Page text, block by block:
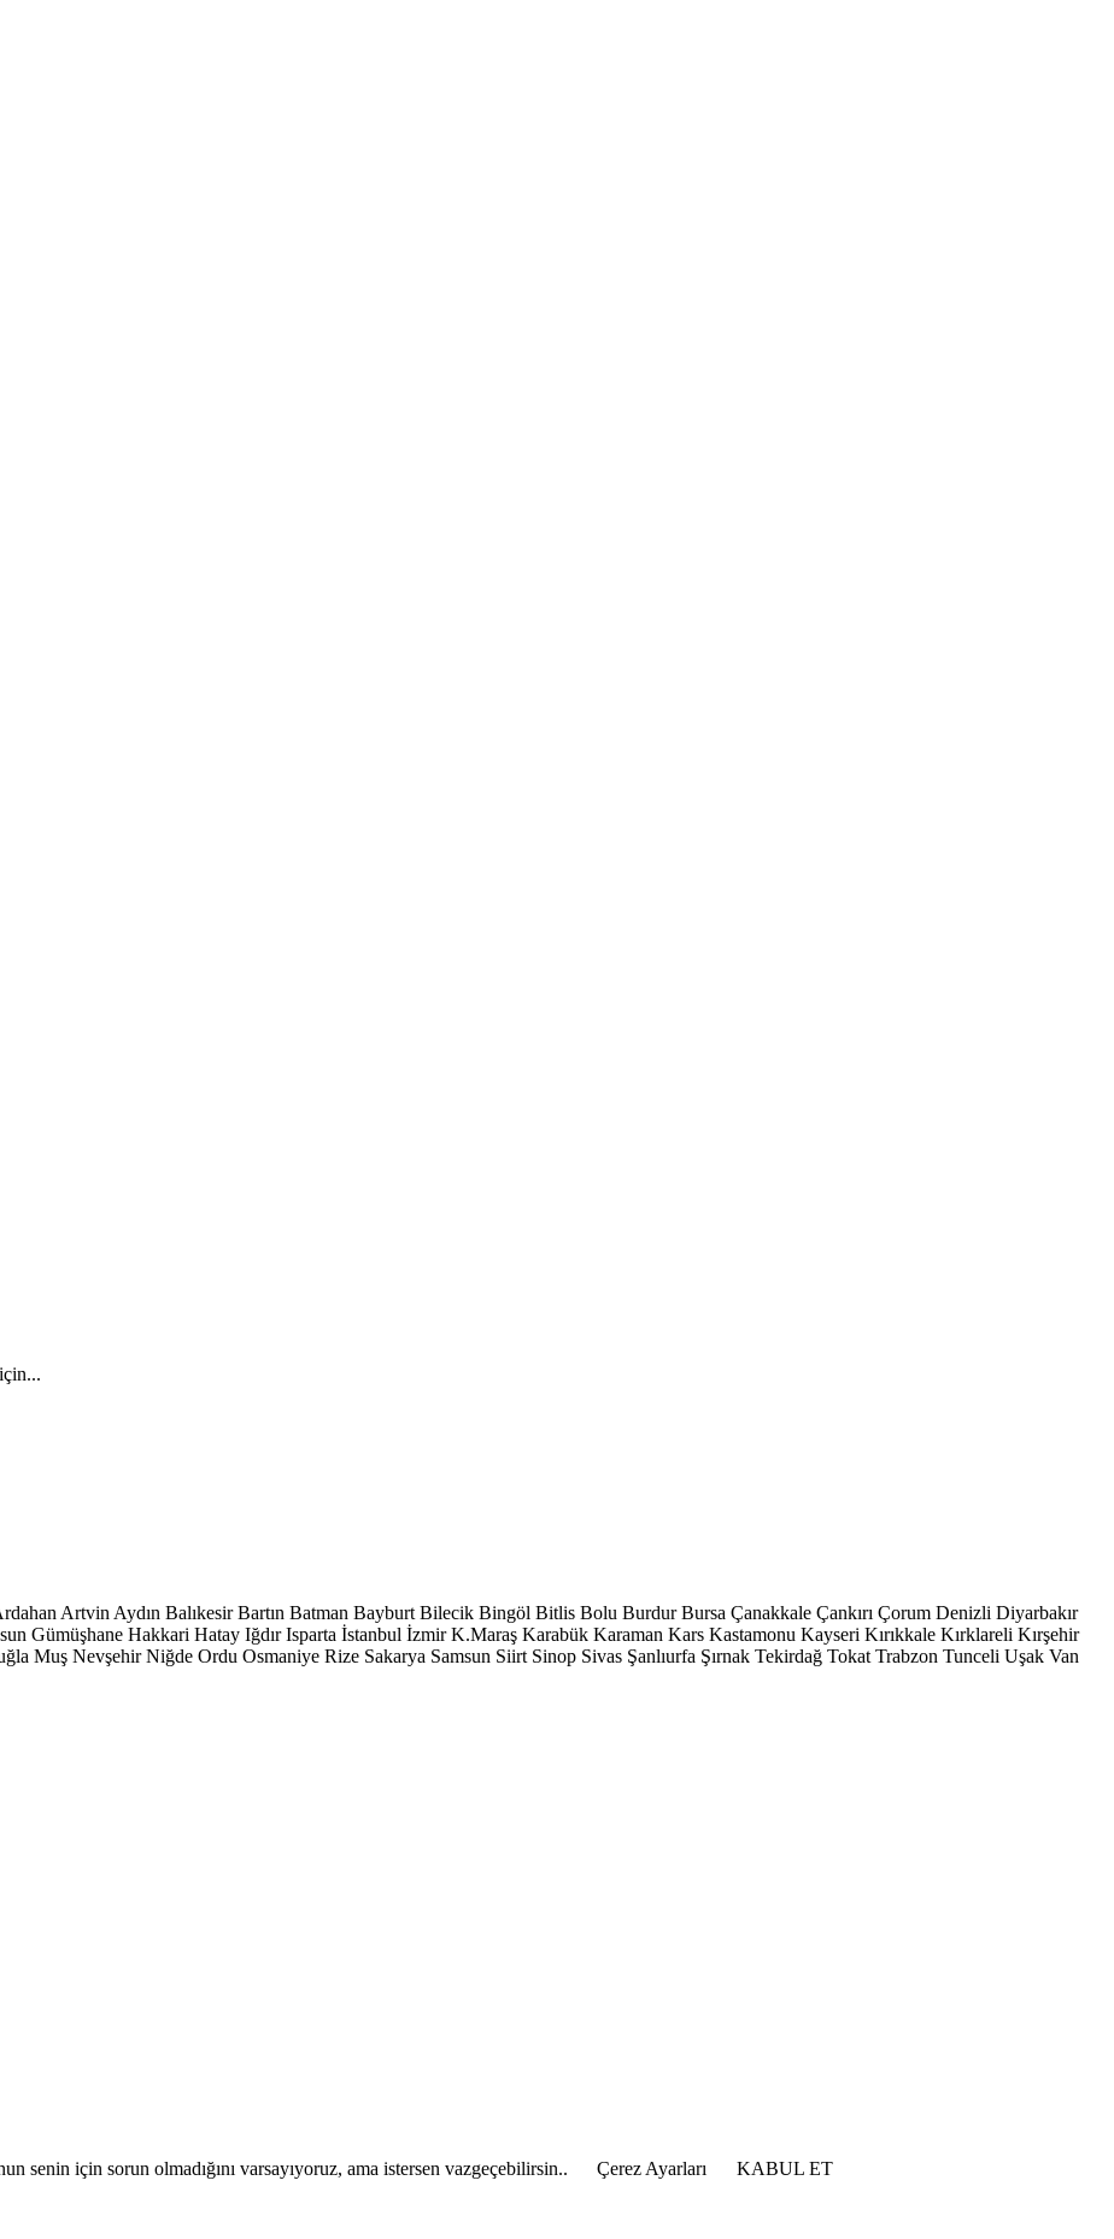
Artvin Aydın Balıkesir Bartın Batman Bayburt Bilecik Bingöl Bitlis Bolu Burdur Bursa Çanakkale Çankırı Çorum Denizli Diyarbakır
Gümüşhane Hakkari Hatay Iğdır Isparta İstanbul İzmir K.Maraş Karabük Karaman Kars Kastamonu Kayseri Kırıkkale Kırklareli Kırşehir
Muş Nevşehir Niğde Ordu Osmaniye Rize Sakarya Samsun Siirt Sinop Sivas Şanlıurfa Şırnak Tekirdağ Tokat Trabzon Tunceli Uşak Van
için sorun olmadığını varsayıyoruz, ama istersen vazgeçebilirsin..
Çerez Ayarları KABUL ET